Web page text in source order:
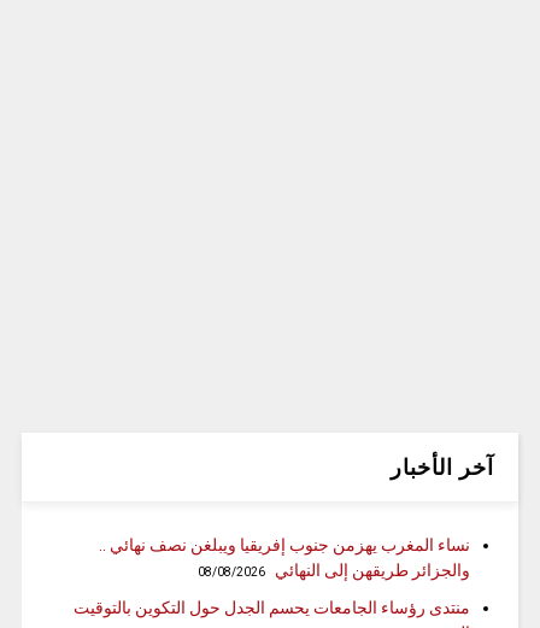
آخر الأخبار
نساء المغرب يهزمن جنوب إفريقيا ويبلغن نصف نهائي ..
والجزائر طريقهن إلى النهائي
08/08/2026
منتدى رؤساء الجامعات يحسم الجدل حول التكوين بالتوقيت